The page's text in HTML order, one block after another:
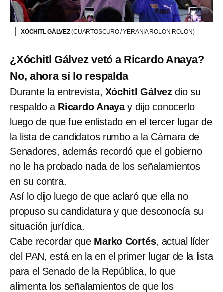
XÓCHITL GÁLVEZ(CUARTOSCURO / YERANIA ROLÓN ROLÓN)
¿Xóchitl Gálvez vetó a Ricardo Anaya?
No, ahora sí lo respalda
Durante la entrevista, Xóchitl Gálvezdio su
respaldo a Ricardo Anayay dijo conocerlo
luego de que fue enlistado en el tercer lugar de
la lista de candidatos rumbo a la Cámara de
Senadores, además recordó que el gobierno
no le ha probado nada de los señalamientos
en su contra.
Así lo dijo luego de que aclaró que ella no
propuso su candidatura y que desconocía su
situación jurídica.
Cabe recordar que Marko Cortés, actual líder
del PAN, está en la en el primer lugar de la lista
para el Senado de la República, lo que
alimenta los señalamientos de que los